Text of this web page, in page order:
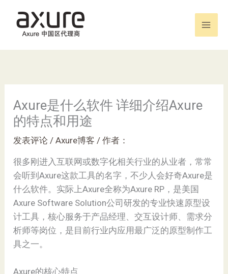
容
Axure是什么软件 详细介绍Axure
的特点和用途
发表评论 /Axure博客 / 作者：
很多刚进入互联网或数字化相关行业的从业者，常常
会听到Axure这款工具的名字，不少人会好奇Axure是
什么软件。实际上Axure全称为Axure RP，是美国
Axure Software Solution公司研发的专业快速原型设
计工具，核心服务于产品经理、交互设计师、需求分
析师等岗位，是目前行业内应用最广泛的原型制作工
具之一。
Axure的核心特点